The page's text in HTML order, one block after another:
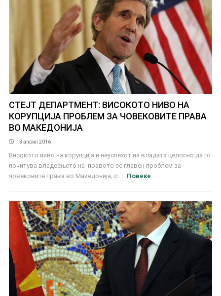
СТЕЈТ ДЕПАРТМЕНТ: ВИСОКОТО НИВО НА
КОРУПЦИЈА ПРОБЛЕМ ЗА ЧОВЕКОВИТЕ ПРАВА
ВО МАКЕДОНИЈА
13 април 2016
Високото ниво на корупција и неуспехот на владата целосно да го
почитува владеењето на правото се главен проблем за
човековите права во Македонија, с ...
Повеќе